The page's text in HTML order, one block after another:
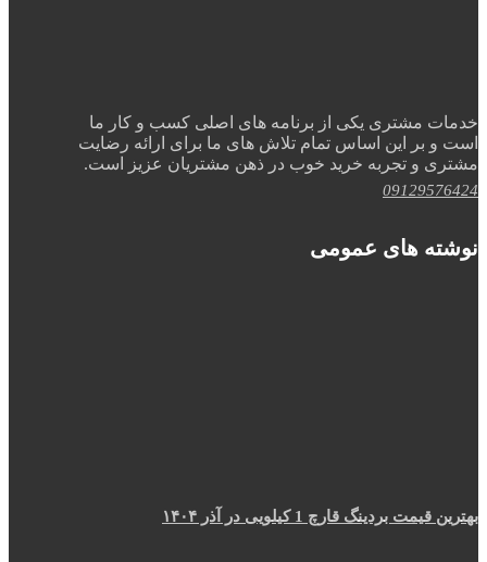
خدمات مشتری یکی از برنامه های اصلی کسب و کار ما
است و بر این اساس تمام تلاش های ما برای ارائه رضایت
مشتری و تجربه خرید خوب در ذهن مشتریان عزیز است.
09129576424
نوشته های عمومی
بهترین قیمت بردینگ قارچ 1 کیلویی در آذر ۱۴۰۴